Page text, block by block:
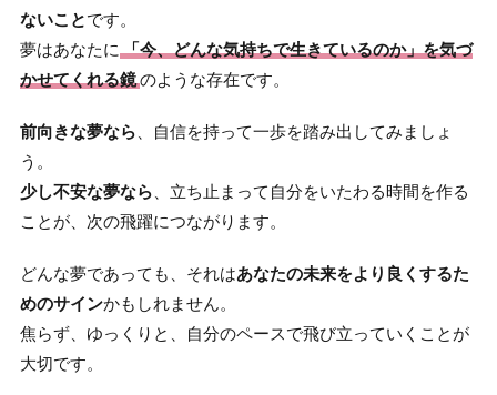
ないことです。
夢はあなたに 「今、どんな気持ちで生きているのか」を気づ
かせてくれる鏡のような存在です。
前向きな夢なら 、自信を持って一歩を踏み出してみましょ
う。
少し不安な夢なら 、立ち止まって自分をいたわる時間を作る
ことが、次の飛躍につながります。
どんな夢であっても、それはあなたの未来をより良くするた
めのサインかもしれません。
焦らず、ゆっくりと、自分のペースで飛び立っていくことが
大切です。